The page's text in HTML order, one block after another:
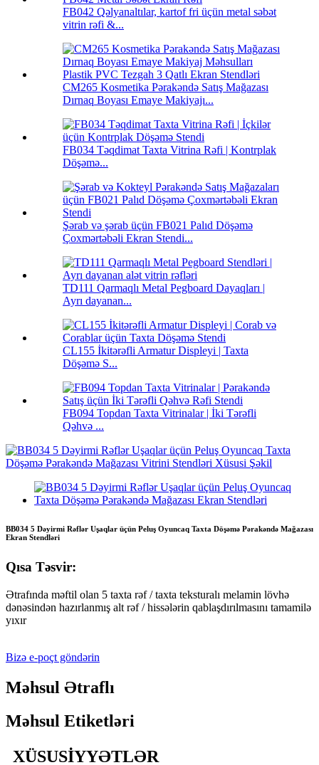
FB042 Qəlyanaltılar, kartof fri üçün metal səbət
vitrin rəfi &...
CM265 Kosmetika Pərakəndə Satış Mağazası
Dırnaq Boyası Emaye Makiyajı...
FB034 Təqdimat Taxta Vitrina Rəfi | Kontrplak
Döşəmə...
Şərab və şərab üçün FB021 Palıd Döşəmə
Çoxmərtəbəli Ekran Stendi...
TD111 Qarmaqlı Metal Pegboard Dayaqları |
Ayrı dayanan...
CL155 İkitərəfli Armatur Displeyi | Taxta
Döşəmə S...
FB094 Topdan Taxta Vitrinalar | İki Tərəfli
Qəhvə ...
BB034 5 Dəyirmi Rəflər Uşaqlar üçün Peluş Oyuncaq Taxta Döşəmə Pərakəndə Mağazası
Ekran Stendləri
Qısa Təsvir:
Ətrafında məftil olan 5 taxta rəf / taxta teksturalı melamin lövhə
dənəsindən hazırlanmış alt rəf / hissələrin qablaşdırılmasını tamamilə
yıxır
Bizə e-poçt göndərin
Məhsul Ətraflı
Məhsul Etiketləri
XÜSUSİYYƏTLƏR